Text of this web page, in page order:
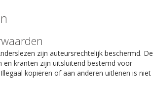
zijn auteursrechtelijk beschermd. De
en kranten zijn uitsluitend bestemd voor
kopiëren of aan anderen uitlenen is niet